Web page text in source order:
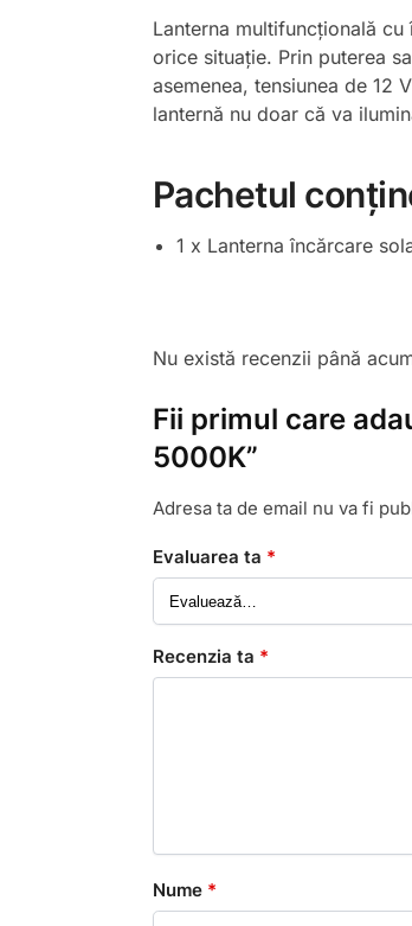
Lanterna multifuncțională
orice situație. Prin puterea
asemenea, tensiunea de 12
lanternă nu doar că va
Pachetul
1 x Lanterna încărcare
Nu există recenzii până
Fii primul care
5000K”
Adresa ta de email nu va fi
Evaluarea ta *
Recenzia ta *
Nume *